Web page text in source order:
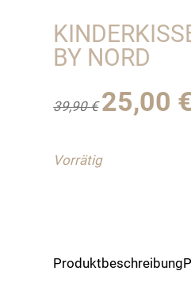
BY NORD
39,90€
Ursprünglicher
Preis
25,00 €
Vorrätig
Produktbeschreibung